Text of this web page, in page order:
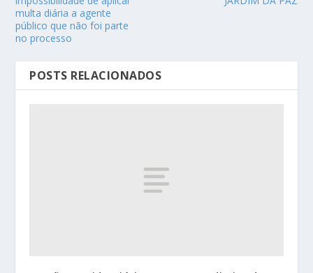
multa diária a agente
público que não foi parte
no processo
POSTS RELACIONADOS